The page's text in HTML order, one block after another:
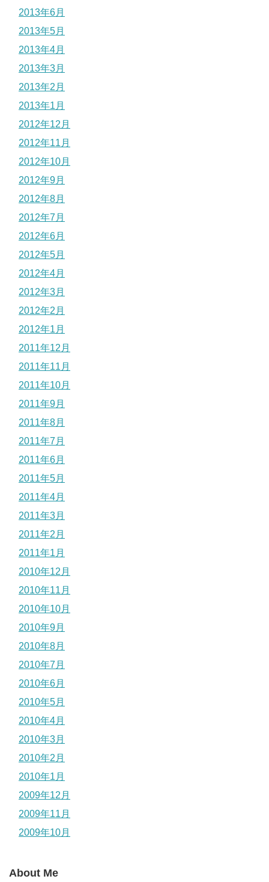
2013年6月
2013年5月
2013年4月
2013年3月
2013年2月
2013年1月
2012年12月
2012年11月
2012年10月
2012年9月
2012年8月
2012年7月
2012年6月
2012年5月
2012年4月
2012年3月
2012年2月
2012年1月
2011年12月
2011年11月
2011年10月
2011年9月
2011年8月
2011年7月
2011年6月
2011年5月
2011年4月
2011年3月
2011年2月
2011年1月
2010年12月
2010年11月
2010年10月
2010年9月
2010年8月
2010年7月
2010年6月
2010年5月
2010年4月
2010年3月
2010年2月
2010年1月
2009年12月
2009年11月
2009年10月
About Me